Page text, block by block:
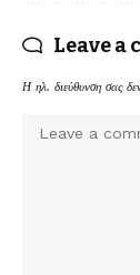
Leave a
Η ηλ. διεύθυνση σας